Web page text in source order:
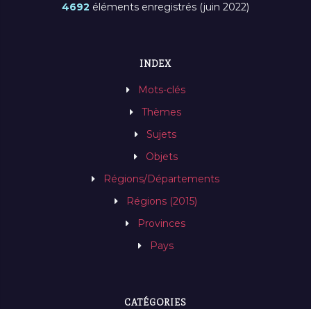
4692 éléments enregistrés (juin 2022)
INDEX
Mots-clés
Thèmes
Sujets
Objets
Régions/Départements
Régions (2015)
Provinces
Pays
CATÉGORIES